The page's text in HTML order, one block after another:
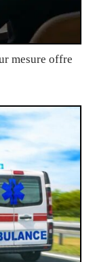
mesure offre